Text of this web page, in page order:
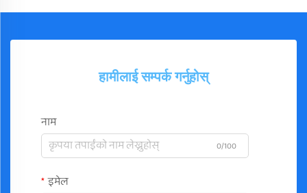
हामीलाई सम्पर्क गर्नुहोस्
नाम
0/100
इमेल